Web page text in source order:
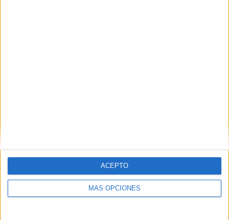
MÁS OPCIONES
ACEPTO